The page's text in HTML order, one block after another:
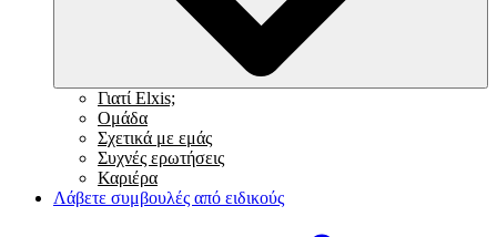
Γιατί Elxis;
Ομάδα
Σχετικά με εμάς
Συχνές ερωτήσεις
Καριέρα
Λάβετε συμβουλές από ειδικούς